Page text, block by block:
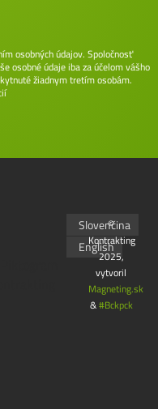
osobných údajov. Spoločnosť
osobné údaje iba za účelom vášho
žiadnym tretím osobám.
Slovenčina
English
©
Kontrakting
2025,
vytvoril
Magneting.sk
&#Bckpck